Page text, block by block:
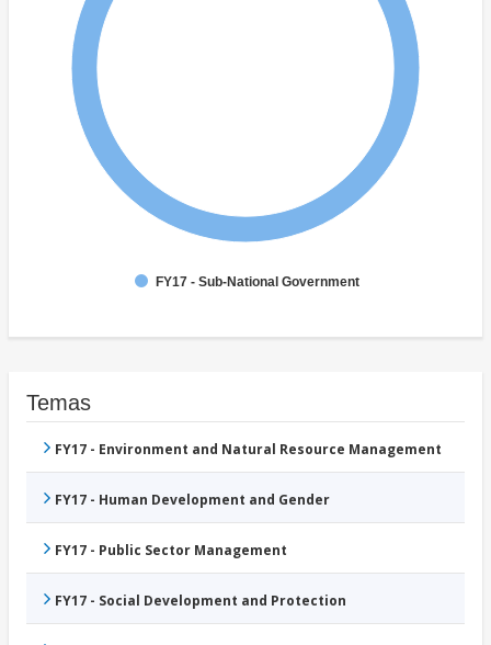
FY17 - Sub-National Government
Temas
FY17 - Environment and Natural Resource Management
FY17 - Human Development and Gender
FY17 - Public Sector Management
FY17 - Social Development and Protection